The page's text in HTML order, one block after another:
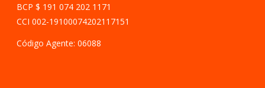
BCP $ 191 074 202 1171
CCI 002-19100074202117151
Código Agente: 06088